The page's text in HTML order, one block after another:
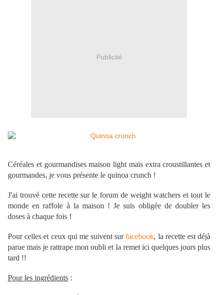
Publicité
Céréales et gourmandises maison light mais extra croustillantes et
gourmandes, je vous présente le quinoa crunch !
J'ai trouvé cette recette sur le forum de weight watchers et tout le
monde en raffole à la maison ! Je suis obligée de doubler les
doses à chaque fois !
Pour celles et ceux qui me suivent surfacebook, la recette est déjà
parue mais je rattrape mon oubli et la remet ici quelques jours plus
tard !!
Pour les ingrédients :